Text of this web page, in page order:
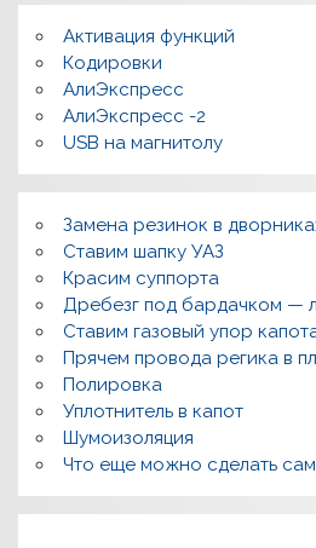
и
ы
Активация функций
Кодировки
АлиЭкспресс
АлиЭкспресс -2
USB на магнитолу
Замена резинок в
Ставим шапку УАЗ
Красим суппорта
Дребезг под бардачком —
Ставим газовый упор
Прячем провода регика в
Полировка
Уплотнитель в капот
Шумоизоляция
Что еще можно сделать